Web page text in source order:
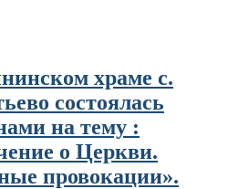
храме с.
состоялась
на тему :
о Церкви.
провокации».